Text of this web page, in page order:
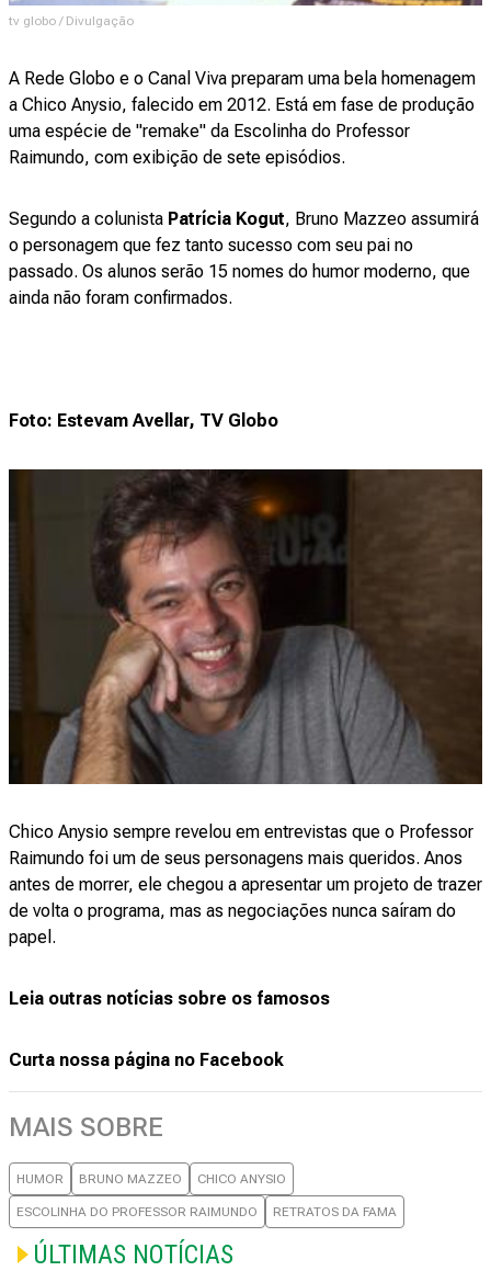
tv globo / Divulgação
A Rede Globo e o Canal Viva preparam uma bela homenagem
a Chico Anysio, falecido em 2012. Está em fase de produção
uma espécie de "remake" da Escolinha do Professor
Raimundo, com exibição de sete episódios.
Segundo a colunista Patrícia Kogut, Bruno Mazzeo assumirá
o personagem que fez tanto sucesso com seu pai no
passado. Os alunos serão 15 nomes do humor moderno, que
ainda não foram confirmados.
Foto: Estevam Avellar, TV Globo
Chico Anysio sempre revelou em entrevistas que o Professor
Raimundo foi um de seus personagens mais queridos. Anos
antes de morrer, ele chegou a apresentar um projeto de trazer
de volta o programa, mas as negociações nunca saíram do
papel.
Leia outras notícias sobre os famosos
Curta nossa página no Facebook
MAIS SOBRE
HUMOR BRUNO MAZZEO CHICO ANYSIO
ESCOLINHA DO PROFESSOR RAIMUNDO RETRATOS DA FAMA
ÚLTIMAS NOTÍCIAS